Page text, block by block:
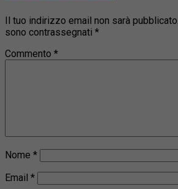
Il tuo indirizzo email non sarà pubblicato.
sono contrassegnati *
Commento *
Nome *
Email *